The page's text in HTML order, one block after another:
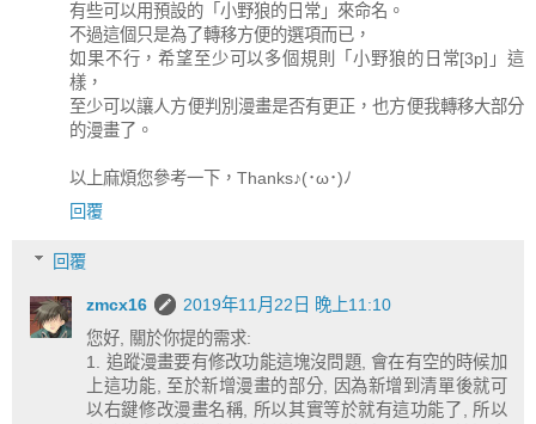
有些可以用預設的「小野狼的日常」來命名。
不過這個只是為了轉移方便的選項而已，
如果不行，希望至少可以多個規則「小野狼的日常[3p]」這
樣，
至少可以讓人方便判別漫畫是否有更正，也方便我轉移大部分
的漫畫了。
以上麻煩您參考一下，Thanks♪(･ω･)ﾉ
回覆
回覆
zmcx16
2019年11月22日 晚上11:10
您好, 關於你提的需求:
1. 追蹤漫畫要有修改功能這塊沒問題, 會在有空的時候加
上這功能, 至於新增漫畫的部分, 因為新增到清單後就可
以右鍵修改漫畫名稱, 所以其實等於就有這功能了, 所以